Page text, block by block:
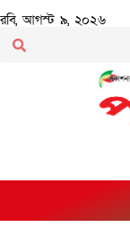
রবি, আগস্ট ৯, ২০২৬